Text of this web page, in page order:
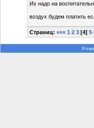
Их надо на
воздух будем платить
Страниц: ««« 1 2 3 [4] 5